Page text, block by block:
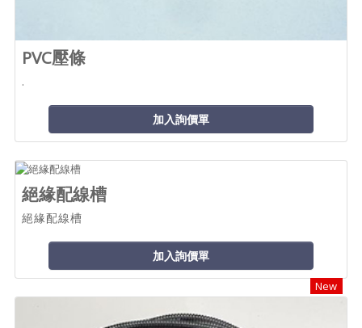
PVC壓條
.
加入詢價單
New
絕緣配線槽
絕緣配線槽
加入詢價單